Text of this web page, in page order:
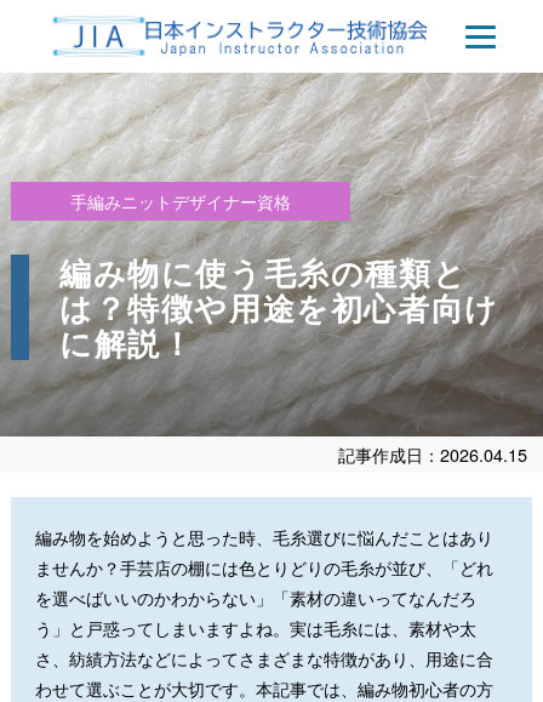
手編みニットデザイナー資格
編み物に使う毛糸の種類と
は？特徴や用途を初心者向け
に解説！
記事作成日：2026.04.15
編み物を始めようと思った時、毛糸選びに悩んだことはあり
ませんか？手芸店の棚には色とりどりの毛糸が並び、「どれ
を選べばいいのかわからない」「素材の違いってなんだろ
う」と戸惑ってしまいますよね。実は毛糸には、素材や太
さ、紡績方法などによってさまざまな特徴があり、用途に合
わせて選ぶことが大切です。本記事では、編み物初心者の方